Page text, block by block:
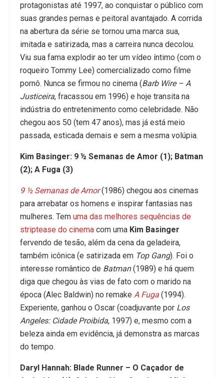
protagonistas até 1997, ao conquistar o público com
suas grandes pernas e peitoral avantajado. A corrida
na abertura da série se tornou uma marca sua,
imitada e satirizada, mas a carreira nunca decolou.
Viu sua fama explodir ao ter um vídeo íntimo (com o
roqueiro Tommy Lee) comercializado como filme
pornô. Nunca se firmou no cinema (Barb Wire – A
Justiceira, fracassou em 1996) e hoje transita na
indústria do entretenimento como celebridade. Não
chegou aos 50 (tem 47 anos), mas já está meio
passada, esticada demais e sem a mesma volúpia.
Kim Basinger: 9 ½ Semanas de Amor (1); Batman
(2); A Fuga (3)
9 ½ Semanas de Amor(1986) chegou aos cinemas
para arrebatar os homens e inspirar fantasias nas
mulheres. Tem uma das melhores sequências de
striptease do cinema com uma Kim Basinger
fervendo de tesão, além da cena da geladeira,
também icônica (e satirizada em Top Gang). Foi o
interesse romântico de Batman(1989) e há quem
diga que chegou às vias de fato com o marido na
época (Alec Baldwin) no remake A Fuga (1994).
Experiente, ganhou o Oscar (coadjuvante por Los
Angeles: Cidade Proibida, 1997) e, mesmo com a
beleza ainda em evidência, já demonstra as marcas
do tempo.
Daryl Hannah: Blade Runner – O Caçador de